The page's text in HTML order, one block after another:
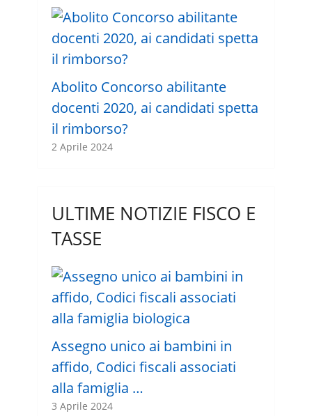
Abolito Concorso abilitante
docenti 2020, ai candidati spetta
il rimborso?
2 Aprile 2024
ULTIME NOTIZIE FISCO E
TASSE
Assegno unico ai bambini in
affido, Codici fiscali associati
alla famiglia …
3 Aprile 2024